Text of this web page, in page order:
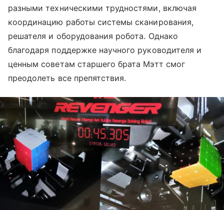
разными техническими трудностями, включая
координацию работы системы сканирования,
решателя и оборудования робота. Однако
благодаря поддержке научного руководителя и
ценным советам старшего брата Мэтт смог
преодолеть все препятствия.